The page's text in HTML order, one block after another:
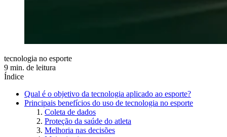
tecnologia no esporte
9 min. de leitura
Índice
Qual é o objetivo da tecnologia aplicado ao esporte?
Principais benefícios do uso de tecnologia no esporte
Coleta de dados
Proteção da saúde do atleta
Melhoria nas decisões